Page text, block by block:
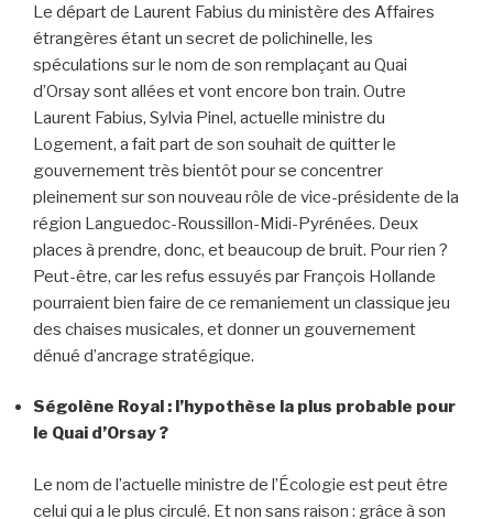
Le départ de Laurent Fabius du ministère des Affaires
étrangères étant un secret de polichinelle, les
spéculations sur le nom de son remplaçant au Quai
d’Orsay sont allées et vont encore bon train. Outre
Laurent Fabius, Sylvia Pinel, actuelle ministre du
Logement, a fait part de son souhait de quitter le
gouvernement très bientôt pour se concentrer
pleinement sur son nouveau rôle de vice-présidente de la
région Languedoc-Roussillon-Midi-Pyrénées. Deux
places à prendre, donc, et beaucoup de bruit. Pour rien ?
Peut-être, car les refus essuyés par François Hollande
pourraient bien faire de ce remaniement un classique jeu
des chaises musicales, et donner un gouvernement
dénué d’ancrage stratégique.
Ségolène Royal : l’hypothèse la plus probable pour
le Quai d’Orsay ?
Le nom de l’actuelle ministre de l’Écologie est peut être
celui qui a le plus circulé. Et non sans raison : grâce à son